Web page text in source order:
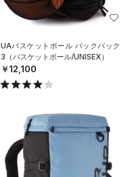
UAバスケットボール バックパック
3（バスケットボール/UNISEX）
￥12,100